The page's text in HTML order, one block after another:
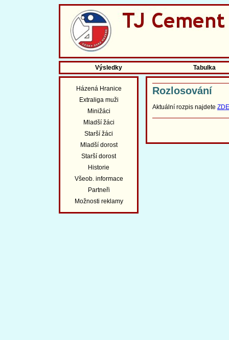
Výsledky Tabulka
Házená Hranice
Extraliga muži
Minižáci
Mladší žáci
Starší žáci
Mladší dorost
Starší dorost
Historie
Všeob. informace
Partneři
Možnosti reklamy
Rozlosování
Aktuální rozpis najdete ZDE